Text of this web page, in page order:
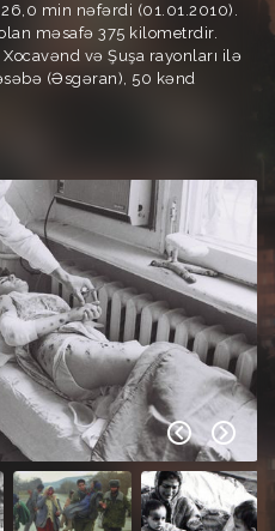
min nəfərdi (01.01.2010).
məsafə 375 kilometrdir.
və Şuşa rayonları ilə
(Əsgəran), 50 kənd